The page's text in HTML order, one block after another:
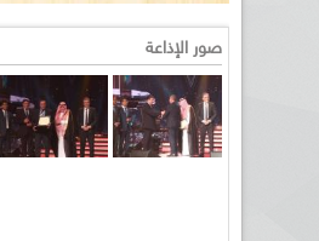
صور الإذاعة